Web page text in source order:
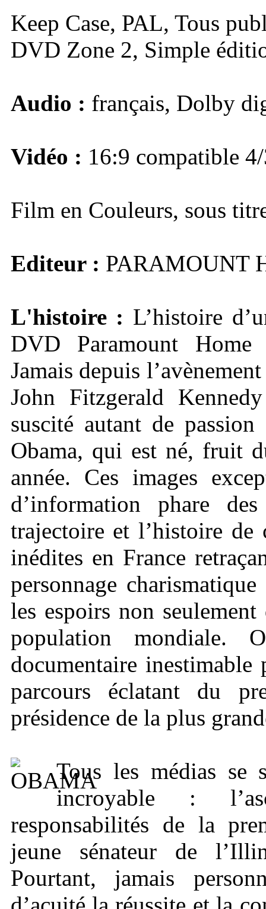
Keep Case, PAL, Tous
DVD Zone 2, Simple
Audio : français, Dolby
Vidéo : 16:9 compatible
Film en Couleurs, sous
Editeur : PARAMOUNT
L'histoire : L’histoire
DVD Paramount
Jamais depuis
John Fitzgerald
suscité autant de
Obama, qui est né, fruit
année. Ces images
d’information phare
trajectoire et l’histoire de
inédites en France
personnage
les espoirs non
population mondiale.
documentaire
parcours éclatant du
présidence de la plus
Tous les médias se
incroyable :
responsabilités de la
jeune sénateur de
Pourtant, jamais